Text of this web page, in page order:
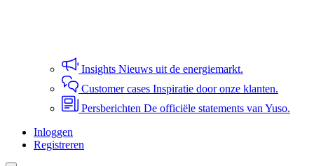
Insights Nieuws uit de energiemarkt.
Customer cases Inspiratie door onze klanten.
Persberichten De officiële statements van Yuso.
Inloggen
Registreren